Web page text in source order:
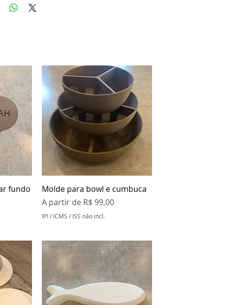
fundo
Visualização rápida
Molde para bowl e cumbuca
A partir de R$ 99,00
Preço promocional
IPI / ICMS / ISS não incl.